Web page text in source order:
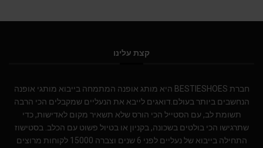
קצת עלינו
חברת BESTIESHOES היא מותג אופנה המתמחה בייבוא מותגי אופנה
הנחשבים ביותר בעולם.דואגים לייבא את הנעליים שמקבלים הכי הרבה
תשומת לב, עם הסטייל הכי הורס שלא תשאיר מקום לאדישות, כדי
שתרגישו הכי בולטים בשכונה, בקניון או בטיול פשוט עם הכלב. בסטישוז
התחילה בייבוא של נעליים לפני 6 שנים וצברה 15000 לקוחות מרוצים